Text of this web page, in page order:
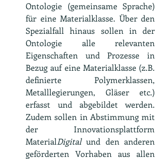
Ontologie (gemeinsame Sprache)
für eine Materialklasse. Über den
Spezialfall hinaus sollen in der
Ontologie alle relevanten
Eigenschaften und Prozesse in
Bezug auf eine Materialklasse (z.B.
definierte Polymerklassen,
Metalllegierungen, Gläser etc.)
erfasst und abgebildet werden.
Zudem sollen in Abstimmung mit
der Innovationsplattform
MaterialDigital und den anderen
geförderten Vorhaben aus allen